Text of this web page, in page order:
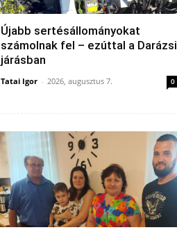
Újabb sertésállományokat
számolnak fel – ezúttal a Darázsi
járásban
Tatai Igor - 2026, augusztus 7. 0